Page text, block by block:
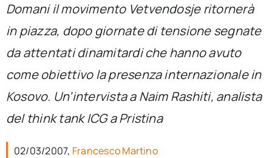
Sezioni
Chi siamo
per:
Domani il movimento Vetvendosje ritornerà
in piazza, dopo giornate di tensione segnate
da attentati dinamitardi che hanno avuto
come obiettivo la presenza internazionale in
Kosovo. Un’intervista a Naim Rashiti, analista
del think tank ICG a Pristina
02/03/2007, Francesco Martino